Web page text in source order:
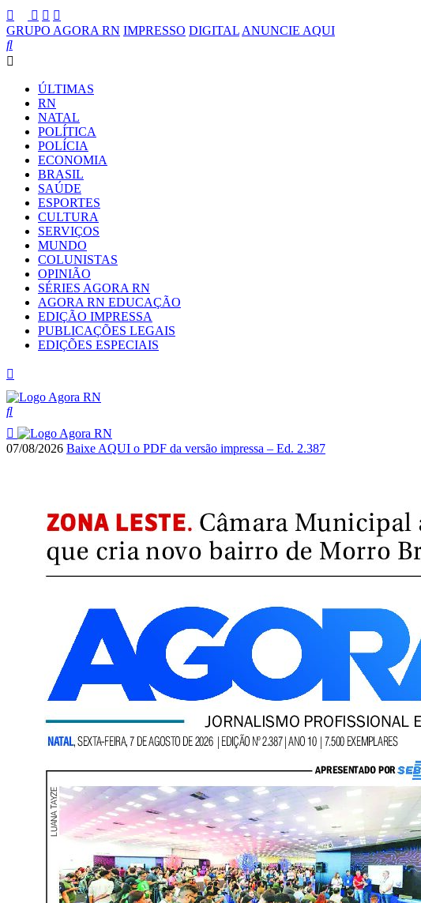
GRUPO AGORA RN IMPRESSO DIGITAL ANUNCIE AQUI
ÚLTIMAS
RN
NATAL
POLÍTICA
POLÍCIA
ECONOMIA
BRASIL
SAÚDE
ESPORTES
CULTURA
SERVIÇOS
MUNDO
COLUNISTAS
OPINIÃO
SÉRIES AGORA RN
AGORA RN EDUCAÇÃO
EDIÇÃO IMPRESSA
PUBLICAÇÕES LEGAIS
EDIÇÕES ESPECIAIS
07/08/2026 Baixe AQUI o PDF da versão impressa – Ed. 2.387